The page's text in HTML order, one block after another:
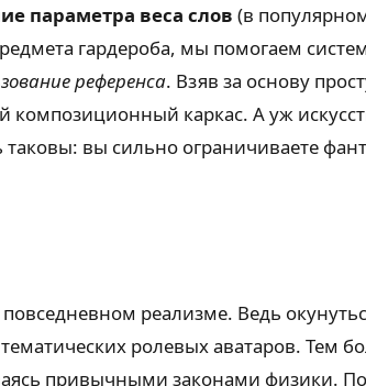
параметра веса слов (в
гардероба, мы помогаем
референса. Взяв за основу
композиционный каркас. А уж
таковы: вы сильно ограничиваете
реализме. Ведь
ролевых аватаров. Тем
привычными законами физики.